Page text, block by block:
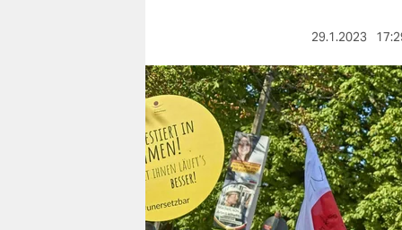
berlin
nord
wahrheit
verlag
29.1.2023